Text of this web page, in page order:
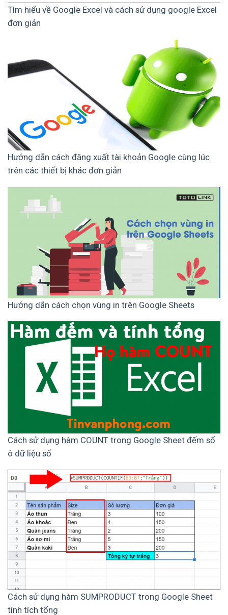
Tìm hiểu về Google Excel và cách sử dụng google Excel
đơn giản
Hướng dẫn cách đăng xuất tài khoản Google cùng lúc
trên các thiết bị khác đơn giản
Hướng dẫn cách chọn vùng in trên Google Sheets
Cách sử dụng hàm COUNT trong Google Sheet đếm số
ô dữ liệu số
Cách sử dụng hàm SUMPRODUCT trong Google Sheet
tính tích tổng